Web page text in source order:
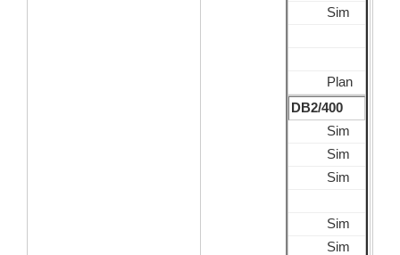
Sim
Plan
DB2/400
Sim
Sim
Sim
Sim
Sim